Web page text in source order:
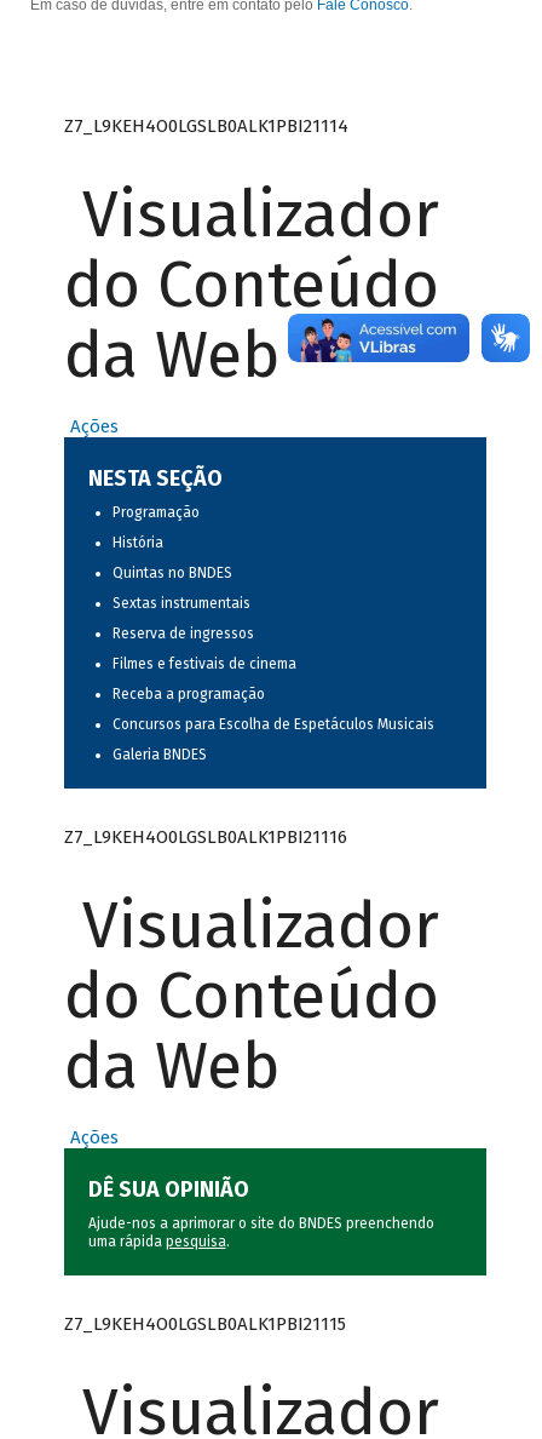
Em caso de dúvidas, entre em contato pelo Fale Conosco.
Z7_L9KEH4O0LGSLB0ALK1PBI21114
Visualizador
do Conteúdo
da Web
Ações
NESTA SEÇÃO
Programação
História
Quintas no BNDES
Sextas instrumentais
Reserva de ingressos
Filmes e festivais de cinema
Receba a programação
Concursos para Escolha de Espetáculos Musicais
Galeria BNDES
Z7_L9KEH4O0LGSLB0ALK1PBI21116
Visualizador
do Conteúdo
da Web
Ações
DÊ SUA OPINIÃO
Ajude-nos a aprimorar o site do BNDES preenchendo
uma rápida pesquisa.
Z7_L9KEH4O0LGSLB0ALK1PBI21115
Visualizador